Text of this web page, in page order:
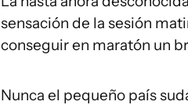
sensación de la sesión
conseguir en maratón un
Nunca el pequeño país